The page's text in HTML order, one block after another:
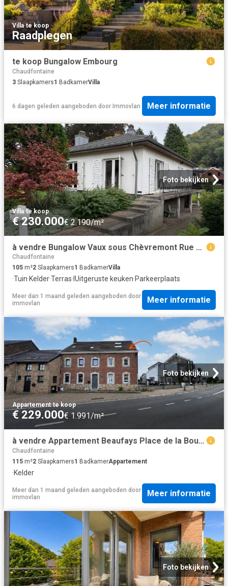
Villa·te koop
Raadplegen
te koop Bungalow Embourg
Chaudfontaine
3 Slaapkamers1 BadkamerVilla
6 dagen geleden aangeboden door Immovlan Meer informatie
Foto bekijken
Villa·te koop
€ 230.000€ 2.190/m²
à vendre Bungalow Vaux sous Chèvremont Rue Curtius
Chaudfontaine
105 m²2 Slaapkamers1 BadkamerVilla
·Tuin·Kelder·Terras· IUitgeruste keuken·Parkeerplaats
Meer dan 1 maand geleden aangeboden door
immovlan
Meer informatie
Foto bekijken
Appartement·te koop
€ 229.000€ 1.991/m²
à vendre Appartement Beaufays Place de la Bouxhe
Chaudfontaine
115 m²2 Slaapkamers1 BadkamerAppartement
·Kelder
Meer dan 1 maand geleden aangeboden door
immovlan
Meer informatie
Foto bekijken